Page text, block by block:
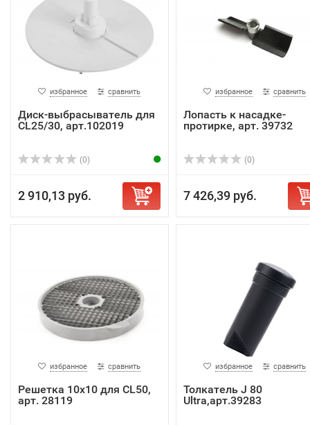
избранное сравнить
Диск-выбрасыватель для
CL25/30, арт.102019
(0)
2 910,13 руб.
избранное сравнить
Лопасть к насадке-
протирке, арт. 39732
(0)
7 426,39 руб.
избранное сравнить
Решетка 10х10 для CL50,
арт. 28119
избранное сравнить
Толкатель J 80
Ultra,арт.39283